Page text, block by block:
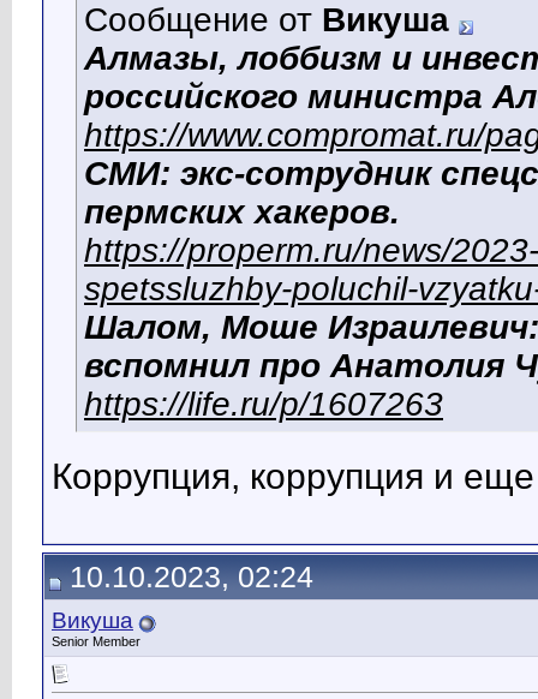
Сообщение от Викуша
Алмазы, лоббизм и
российского министра
https://www.compromat.ru/
СМИ: экс-сотрудник
пермских хакеров.
https://properm.ru/news/
spetssluzhby-poluchil-
Шалом, Моше
вспомнил про Анатолия
https://life.ru/p/1607263
Коррупция, коррупция и
10.10.2023, 02:24
Викуша
Senior Member